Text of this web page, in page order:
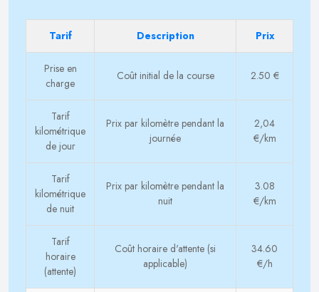
Tarif Description Prix
Prise en
charge
Coût initial de la course 2.50 €
Tarif
kilométrique
de jour
Prix par kilomètre pendant la
journée
2,04
€/km
Tarif
kilométrique
de nuit
Prix par kilomètre pendant la
nuit
3.08
€/km
Tarif
horaire
(attente)
Coût horaire d'attente (si
applicable)
34.60
€/h